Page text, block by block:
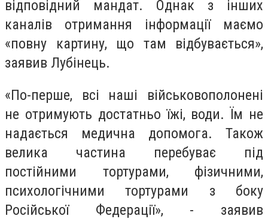
відповідний мандат. Однак з інших
каналів отримання інформації маємо
«повну картину, що там відбувається»,
заявив Лубінець.
«По-перше, всі наші військовополонені
не отримують достатньо їжі, води. Їм не
надається медична допомога. Також
велика частина перебуває під
постійними тортурами, фізичними,
психологічними тортурами з боку
Російської Федерації», - заявив